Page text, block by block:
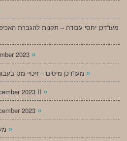
מעו”דכן יחסי עבודה – תקנות להגברת האכיפה
2023 »
»
2023 II »
2023 »
»